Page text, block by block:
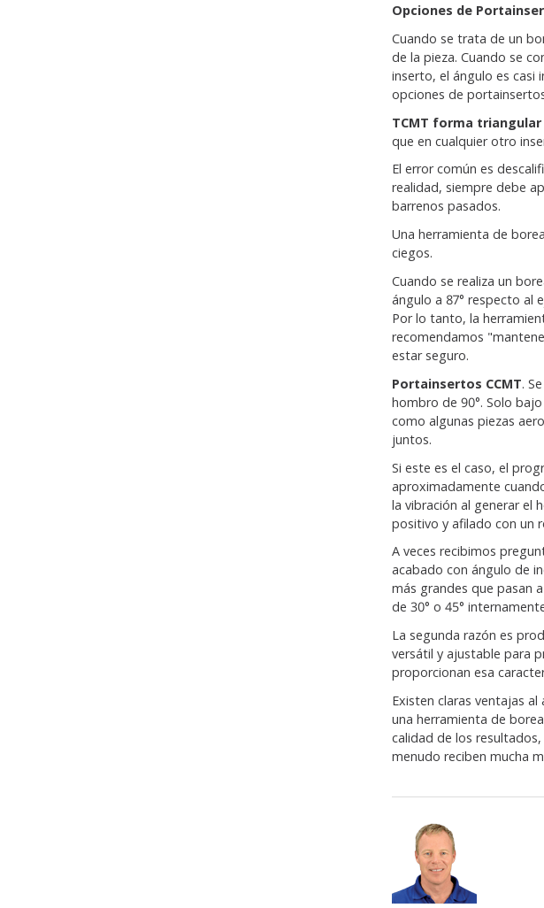
Opciones de
Cuando se trata de un
de la pieza. Cuando se
inserto, el ángulo es casi
opciones de
TCMT forma
que en cualquier otro
El error común es
realidad, siempre debe
barrenos pasados.
Una herramienta de
ciegos.
Cuando se realiza un
ángulo a 87° respecto al
Por lo tanto, la
recomendamos
estar seguro.
Portainsertos CCMT.
hombro de 90°. Solo
como algunas piezas
juntos.
Si este es el caso, el
aproximadamente
la vibración al generar el
positivo y afilado con un
A veces recibimos
acabado con ángulo de
más grandes que pasan
de 30° o 45°
La segunda razón es
versátil y ajustable para
proporcionan esa
Existen claras ventajas
una herramienta de
calidad de los
menudo reciben mucha